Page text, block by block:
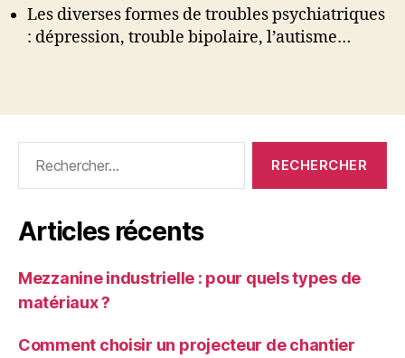
Les diverses formes de troubles psychiatriques
: dépression, trouble bipolaire, l’autisme…
Articles récents
Mezzanine industrielle : pour quels types de
matériaux ?
Comment choisir un projecteur de chantier